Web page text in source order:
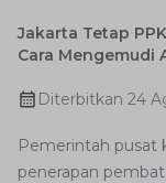
Jakarta Tetap
Cara Mengemudi
Diterbitkan 24
Pemerintah pusat
penerapan